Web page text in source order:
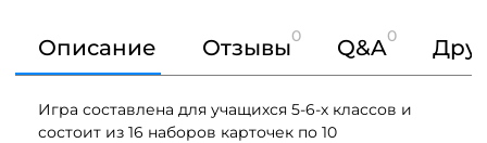
Описание Отзывы0 Q&A0
Игра составлена для учащихся 5-6-х классов и
состоит из 16 наборов карточек по 10